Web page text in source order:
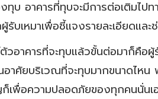
บ อาคารที่ทุบจะมีการต่อเติมไป
บเหมาเพื่อชี้แจงรายละเอียดแล
วอาคารที่จะทุบแล้วขั้นต่อมาก็คือ
าศัยบริเวณที่จะทุบมากขนาดไห
พื่อความปลอดภัยของทุกคนนั่นเ